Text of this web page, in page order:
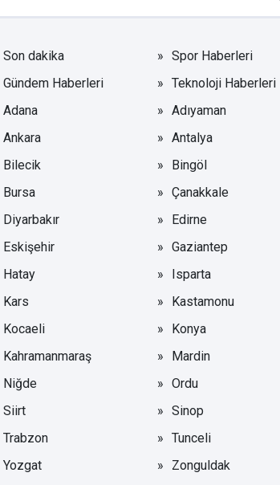
Son dakika Spor Haberleri
Gündem Haberleri
Teknoloji Haberleri
Adana
Adıyaman
Ankara
Antalya
Bilecik
Bingöl
Bursa
Çanakkale
Diyarbakır
Edirne
Eskişehir
Gaziantep
Hatay
Isparta
Kars
Kastamonu
Kocaeli
Konya
Kahramanmaraş
Mardin
Niğde
Ordu
Siirt
Sinop
Trabzon
Tunceli
Yozgat
Zonguldak